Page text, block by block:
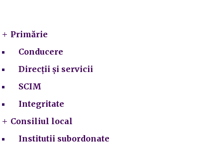
Primărie
Conducere
Direcții și servicii
SCIM
Integritate
Consiliul local
Institutii subordonate